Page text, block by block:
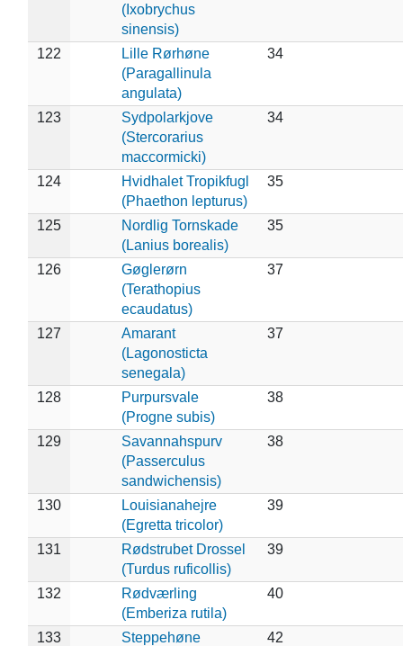
(Ixobrychus
sinensis)
122
Lille Rørhøne
(Paragallinula
angulata)
34
123
Sydpolarkjove
(Stercorarius
maccormicki)
34
124
Hvidhalet Tropikfugl
(Phaethon lepturus)
35
125
Nordlig Tornskade
(Lanius borealis)
35
126
Gøglerørn
(Terathopius
ecaudatus)
37
127
Amarant
(Lagonosticta
senegala)
37
128
Purpursvale
(Progne subis)
38
129
Savannahspurv
(Passerculus
sandwichensis)
38
130
Louisianahejre
(Egretta tricolor)
39
131
Rødstrubet Drossel
(Turdus ruficollis)
39
132
Rødværling
(Emberiza rutila)
40
133
Steppehøne
42